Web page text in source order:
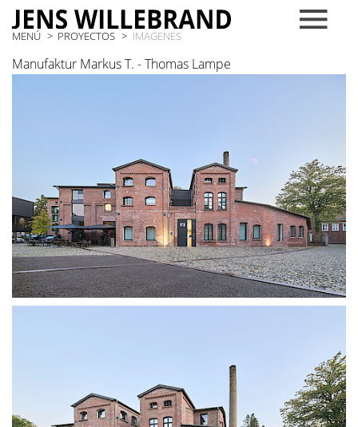
MENÚ PROYECTOS IMAGENES
Manufaktur Markus T. - Thomas Lampe